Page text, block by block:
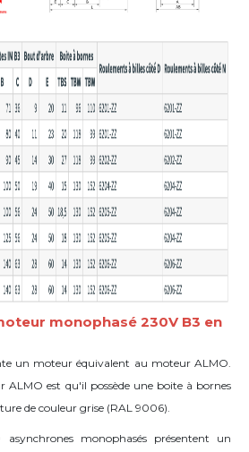
monophasé 230V B3 en
un moteur équivalent au moteur ALMO.
est qu'il possède une boite à bornes
de couleur grise (RAL 9006).
monophasés présentent un